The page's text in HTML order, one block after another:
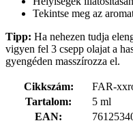
Tekintse meg az
Tipp: Ha nehezen tudja
vigyen fel 3 csepp olajat a
gyengéden masszírozza el.
Cikkszám:
FAR-
Tartalom:
5 ml
EAN: